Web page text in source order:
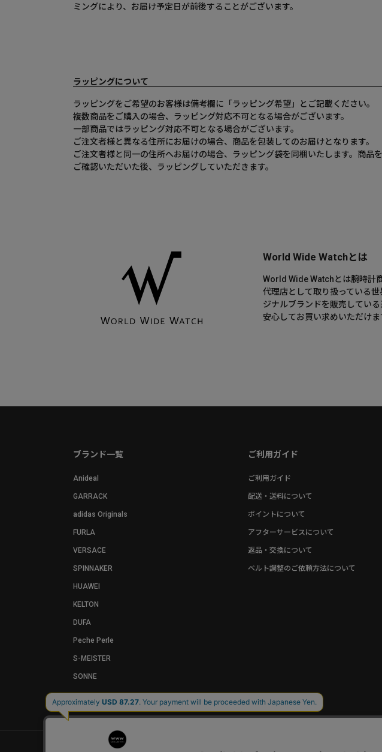
ミングにより、お届け予定日が前後することがございます。
ラッピングについて
ラッピングをご希望のお客様は備考欄に「ラッピング希望」とご記載ください。
複数商品をご購入の場合、ラッピング対応不可となる場合がございます。
一部商品ではラッピング対応不可となる場合がございます。
ご注文者様と異なる住所にお届けの場合、商品を包装してのお届けとなります。
ご注文者様と同一の住所へお届けの場合、ラッピング袋を同梱いたします。商品を
ご確認いただいた後、ラッピングしていただきます。
World Wide Watchとは
World Wide Watchとは腕時計
代理店として取り扱っている
ジナルブランドを販売している
安心してお買い求めいただけま
ブランド一覧
Anideal
GARRACK
adidas Originals
FURLA
VERSACE
SPINNAKER
HUAWEI
KELTON
DUFA
Peche Perle
S-MEISTER
SONNE
ご利用ガイド
ご利用ガイド
配送・送料について
ポイントについて
アフターサービスについて
返品・交換について
ベルト調整のご依頼方法について